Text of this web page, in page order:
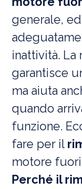
generale,
inattività. La
garantisce
ma aiuta
quando
funzione.
fare per il
motore
Perché il